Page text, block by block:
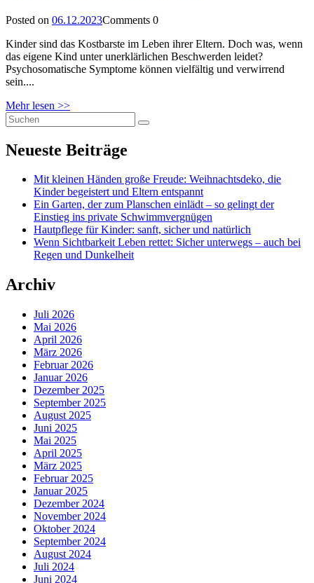
Posted on 06.12.2023Comments 0
Kinder sind das Kostbarste im Leben ihrer Eltern. Doch was, wenn
das eigene Kind unter unerklärlichen Beschwerden leidet?
Psychosomatische Symptome können vielfältig und verwirrend
sein....
Mehr lesen >>
Neueste Beiträge
Mit kleinen Händen große Freude: Weihnachtsdeko, die
Kinder begeistert und Eltern entspannt
Ein Garten, der zum Planschen einlädt – so gelingt der
Einstieg ins private Schwimmvergnügen
Hautpflege für Kinder: sanft, sicher und natürlich
Wenn Sichtbarkeit Leben rettet: Sicher unterwegs – auch bei
Regen und Dunkelheit
Archiv
Juli 2026
Mai 2026
April 2026
März 2026
Februar 2026
Januar 2026
Dezember 2025
September 2025
August 2025
Juni 2025
Mai 2025
April 2025
März 2025
Februar 2025
Januar 2025
Dezember 2024
November 2024
Oktober 2024
September 2024
August 2024
Juli 2024
Juni 2024